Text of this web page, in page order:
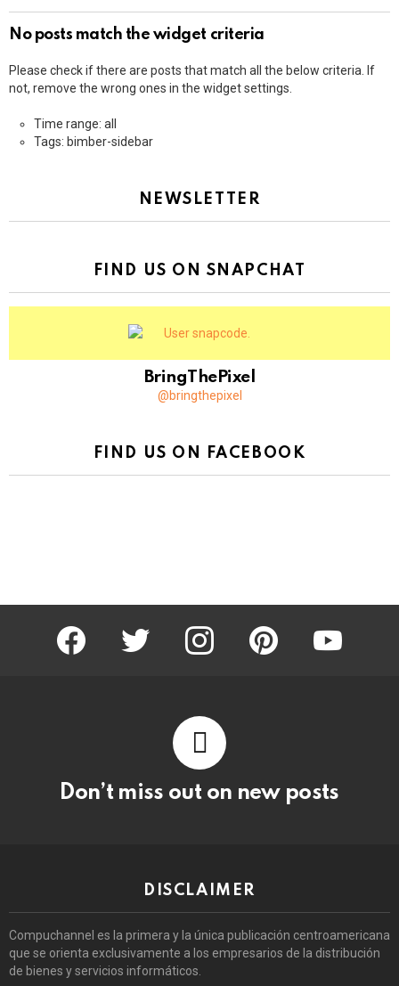
No posts match the widget criteria
Please check if there are posts that match all the below criteria. If
not, remove the wrong ones in the widget settings.
Time range: all
Tags: bimber-sidebar
NEWSLETTER
FIND US ON SNAPCHAT
BringThePixel
@bringthepixel
FIND US ON FACEBOOK
facebook twitter instagram pinterest youtube
Don’t miss out on new posts
DISCLAIMER
Compuchannel es la primera y la única publicación centroamericana
que se orienta exclusivamente a los empresarios de la distribución
de bienes y servicios informáticos.